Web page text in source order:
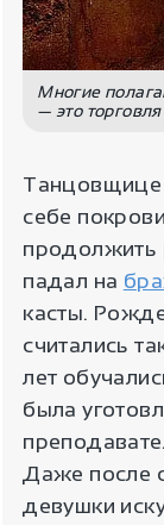
Многие
— это
Танцовщице
себе
продолжить
падал на
касты.
считались
лет
была
Даже после
девушки